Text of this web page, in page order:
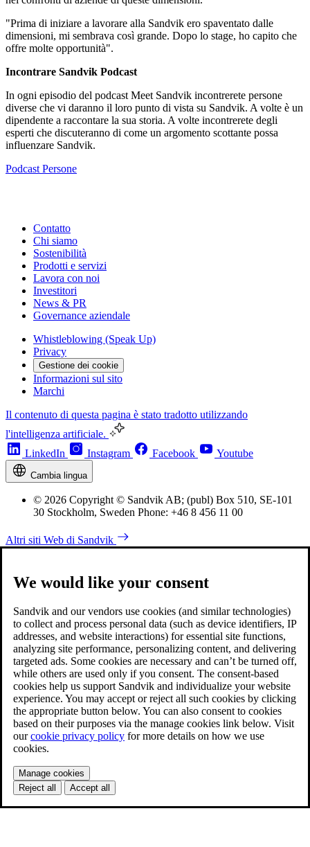
"Prima di iniziare a lavorare alla Sandvik ero spaventato dalle
dimensioni, mi sembrava così grande. Dopo lo stage, ho capito che
offre molte opportunità".
Incontrare Sandvik Podcast
In ogni episodio del podcast Meet Sandvik incontrerete persone
diverse che vi daranno il loro punto di vista su Sandvik. A volte è un
dipendente a raccontare la sua storia. A volte incontrerete degli
esperti che discuteranno di come un argomento scottante possa
influenzare Sandvik.
Podcast Persone
Contatto
Chi siamo
Sostenibilità
Prodotti e servizi
Lavora con noi
Investitori
News & PR
Governance aziendale
Whistleblowing (Speak Up)
Privacy
Gestione dei cookie
Informazioni sul sito
Marchi
Il contenuto di questa pagina è stato tradotto utilizzando
l'intelligenza artificiale.
LinkedIn
Instagram Facebook Youtube
Cambia lingua
© 2026 Copyright © Sandvik AB; (publ) Box 510, SE-101
30 Stockholm, Sweden Phone: +46 8 456 11 00
Altri siti Web di Sandvik
We would like your consent
Sandvik and our vendors use cookies (and similar technologies)
to collect and process personal data (such as device identifiers, IP
addresses, and website interactions) for essential site functions,
analyzing site performance, personalizing content, and delivering
targeted ads. Some cookies are necessary and can’t be turned off,
while others are used only if you consent. The consent-based
cookies help us support Sandvik and individualize your website
experience. You may accept or reject all such cookies by clicking
the appropriate button below. You can also consent to cookies
based on their purposes via the manage cookies link below. Visit
ourcookie privacy policy for more details on how we use
cookies.
Manage cookies
Reject all
Accept all